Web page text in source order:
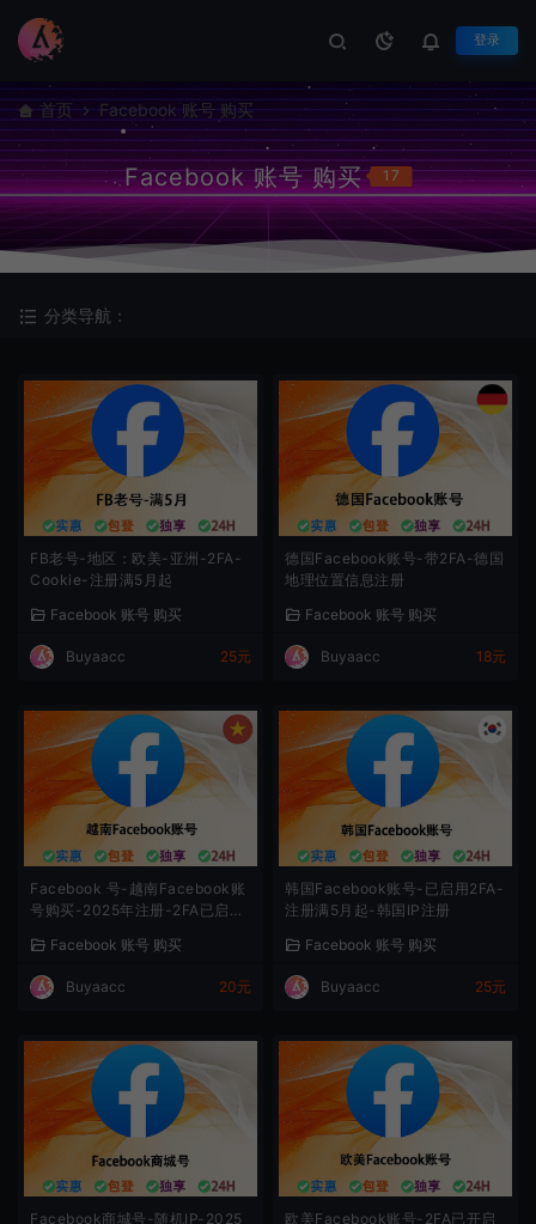
登录
首页 Facebook 账号 购买
Facebook 账号 购买 17
分类导航：
FB老号-地区：欧美-亚洲-2FA-
Cookie-注册满5月起
Facebook 账号 购买
Buyaacc 25元
德国Facebook账号-带2FA-德国
地理位置信息注册
Facebook 账号 购买
Buyaacc 18元
Facebook 号-越南Facebook账
号购买-2025年注册-2FA已启
Facebook 账号 购买
Buyaacc 20元
韩国Facebook账号-已启用2FA-
注册满5月起-韩国IP注册
Facebook 账号 购买
Buyaacc 25元
Facebook商城号-随机IP-2025
欧美Facebook账号-2FA已开启